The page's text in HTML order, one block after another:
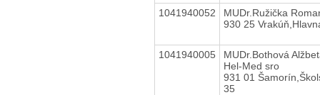
1041940052
MUDr.Ružička
930 25
1041940005
MUDr.Bothová
Hel-Med sro
931 01
35